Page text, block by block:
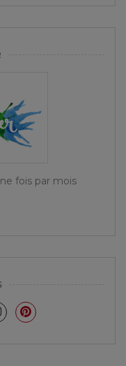
fois par mois